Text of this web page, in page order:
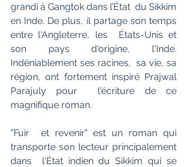
grandi à Gangtok dans l’État  du Sikkim
en Inde. De plus, il partage son temps
entre l'Angleterre, les  États-Unis et
son pays d'origine, l'Inde.
Indéniablement ses racines,  sa vie, sa
région, ont fortement inspiré Prajwal
Parajuly pour  l'écriture de ce
magnifique roman.
"Fuir  et revenir" est un roman qui
transporte son lecteur principalement
dans  l'État indien du Sikkim qui se